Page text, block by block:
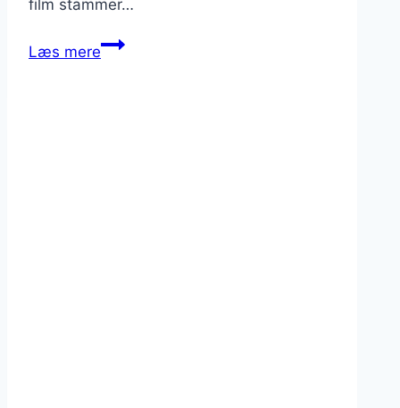
film stammer…
Læs mereCinecitta